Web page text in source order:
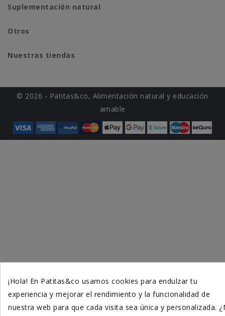
Suplementación natural
Otros
Nuestras tiendas
© 2026 - Patitas&co, Alimentación natural y educación
amable
¡Hola! En Patitas&co usamos cookies para endulzar tu
experiencia y mejorar el rendimiento y la funcionalidad de
nuestra web para que cada visita sea única y personalizada.